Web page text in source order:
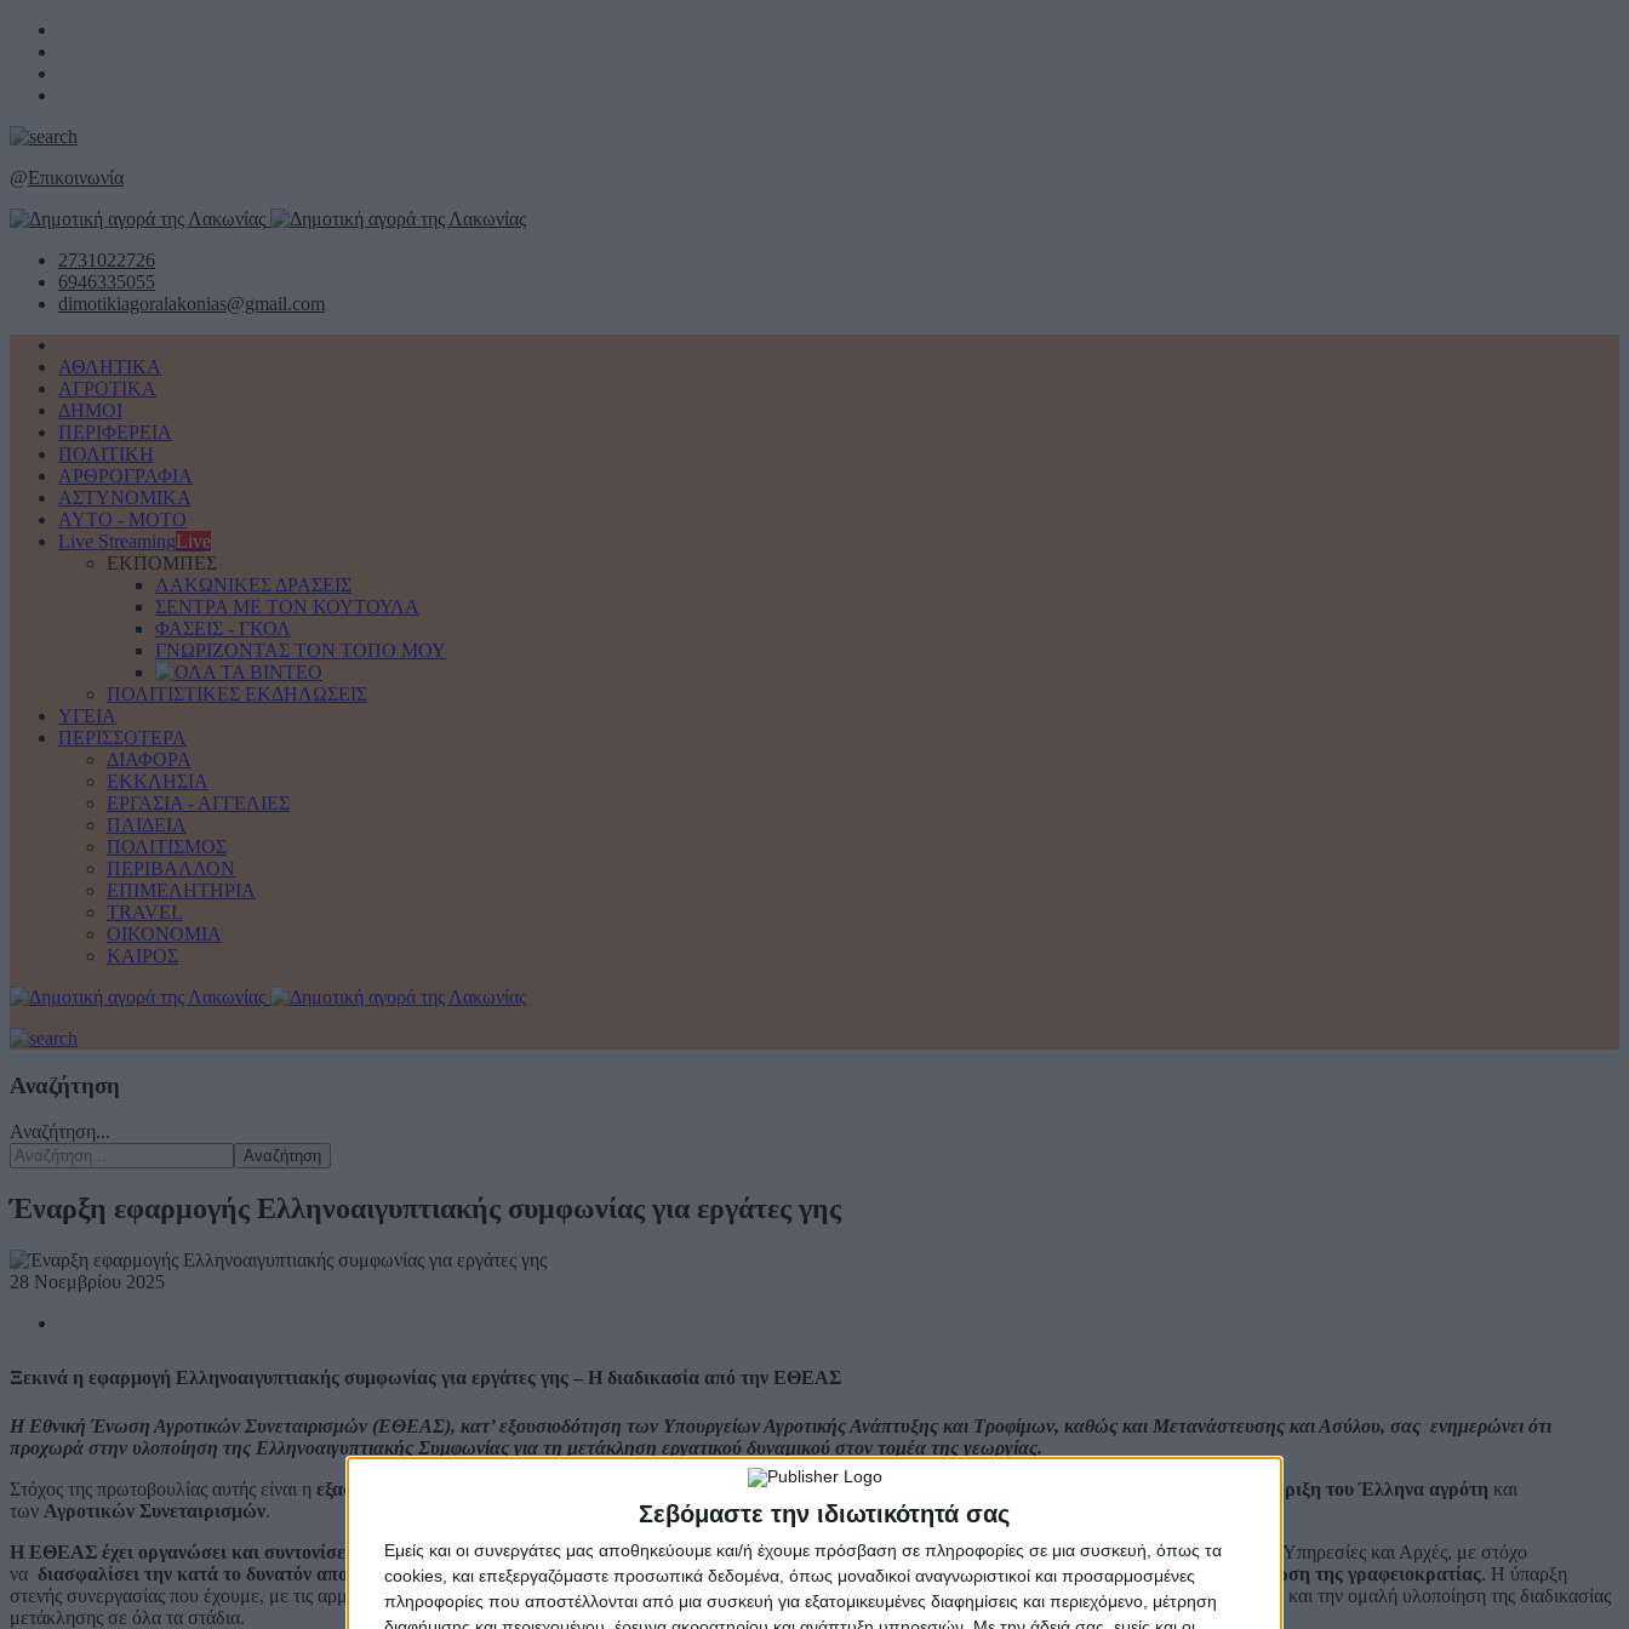
Σεβόμαστε την ιδιωτικότητά σας
Εμείς και οι συνεργάτες μας αποθηκεύουμε και/ή έχουμε πρόσβαση σε πληροφορίες σε μια συσκευή, όπως τα
cookies, και επεξεργαζόμαστε προσωπικά δεδομένα, όπως μοναδικοί αναγνωριστικοί και προσαρμοσμένες
πληροφορίες που αποστέλλονται από μια συσκευή για εξατομικευμένες διαφημίσεις και περιεχόμενο, μέτρηση
@Επικοινωνία
2731022726
6946335055
dimotikiagoralakonias@gmail.com
ΑΘΛΗΤΙΚΑ
ΑΓΡΟΤΙΚΑ
ΔΗΜΟΙ
ΠΕΡΙΦΕΡΕΙΑ
ΠΟΛΙΤΙΚΗ
ΑΡΘΡΟΓΡΑΦΙΑ
ΑΣΤΥΝΟΜΙΚΑ
AYTO - MOTO
Live StreamingLive
ΕΚΠΟΜΠΕΣ
ΛΑΚΩΝΙΚΕΣ ΔΡΑΣΕΙΣ
ΣΕΝΤΡΑ ΜΕ ΤΟΝ ΚΟΥΤΟΥΛΑ
ΦΑΣΕΙΣ - ΓΚΟΛ
ΓΝΩΡΙΖΟΝΤΑΣ ΤΟΝ ΤΟΠΟ ΜΟΥ
ΠΟΛΙΤΙΣΤΙΚΕΣ ΕΚΔΗΛΩΣΕΙΣ
ΥΓΕΙΑ
ΠΕΡΙΣΣΟΤΕΡΑ
ΔΙΑΦΟΡΑ
ΕΚΚΛΗΣΙΑ
ΕΡΓΑΣΙΑ - ΑΓΓΕΛΙΕΣ
ΠΑΙΔΕΙΑ
ΠΟΛΙΤΙΣΜΟΣ
ΠΕΡΙΒΑΛΛΟΝ
ΕΠΙΜΕΛΗΤΗΡΙΑ
TRAVEL
ΟΙΚΟΝΟΜΙΑ
ΚΑΙΡΟΣ
Αναζήτηση
Αναζήτηση...
Αναζήτηση
Έναρξη εφαρμογής Ελληνοαιγυπτιακής συμφωνίας για εργάτες γης
28 Νοεμβρίου 2025
Ξεκινά η εφαρμογή Ελληνοαιγυπτιακής συμφωνίας για εργάτες γης – Η διαδικασία από την ΕΘΕΑΣ
Η Εθνική Ένωση Αγροτικών Συνεταιρισμών (ΕΘΕΑΣ), κατ’ εξουσιοδότηση των Υπουργείων Αγροτικής Ανάπτυξης και Τροφίμων, καθώς και Μετανάστευσης και Ασύλου, σας ενημερώνει ότι
προχωρά στην υλοποίηση της Ελληνοαιγυπτιακής Συμφωνίας για τη μετάκληση εργατικού δυναμικού στον τομέα της γεωργίας.
Στόχος της πρωτοβουλίας αυτής είναι η εξασφάλιση την κάλυψη των αναγκών της ελληνικής αγροτικής παραγωγής στήριξη του Έλληνα αγρότη και
των Αγροτικών Συνεταιρισμών.
Η ΕΘΕΑΣ έχει οργανώσει και συντονίσει ένα ολοκληρωμένο μηχανισμό,σε συνεργασία με τα αρμόδια Ελληνικά και Αιγυπτιακά Υπουργεία και τις αντίστοιχες Υπηρεσίες και Αρχές, με στόχο
να διασφαλίσει την κατά το δυνατόν αποτελεσματική επιλογή των κατάλληλων υποψηφίων,την ταχεία εξυπηρέτηση των εργοδοτώνκαι τη σημαντική μείωση της γραφειοκρατίας. Η ύπαρξη
στενής συνεργασίας που έχουμε, με τις αρμόδιες Ελληνικές και Αιγυπτιακές αρχές, εκτιμούμε ότι θα δώσει τη δυνατότητα της άμεσης επίλυσης τυχόν προβλημάτων και την ομαλή υλοποίηση της διαδικασίας
μετάκλησης σε όλα τα στάδια.